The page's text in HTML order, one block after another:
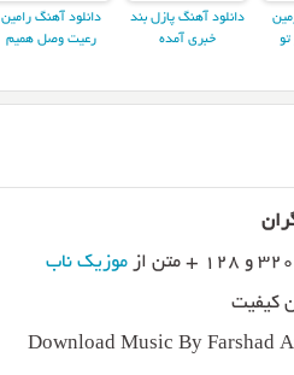
دانلود آهنگ پازل بند
خبری آمده
دانلود آهنگ رامین
رعیت وصل همیم
موزیک ناب
کیفیت
Download Music By Farshad